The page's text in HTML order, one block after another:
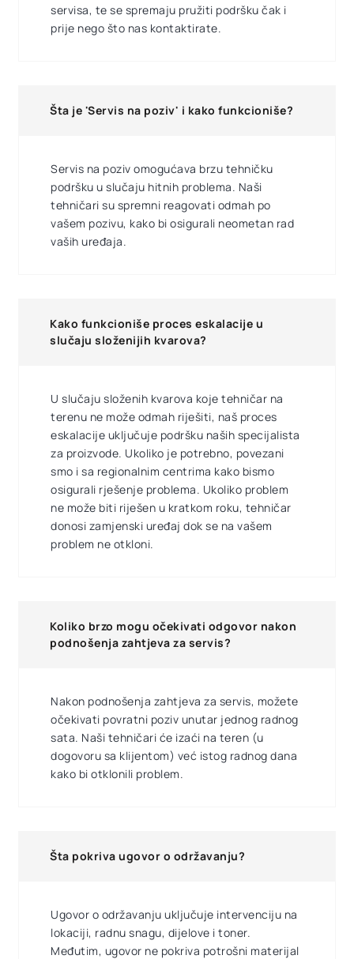
servisa, te se spremaju pružiti podršku čak i
prije nego što nas kontaktirate.
Šta je 'Servis na poziv' i kako funkcioniše?
Servis na poziv omogućava brzu tehničku
podršku u slučaju hitnih problema. Naši
tehničari su spremni reagovati odmah po
vašem pozivu, kako bi osigurali neometan rad
vaših uređaja.
Kako funkcioniše proces eskalacije u
slučaju složenijih kvarova?
U slučaju složenih kvarova koje tehničar na
terenu ne može odmah riješiti, naš proces
eskalacije uključuje podršku naših specijalista
za proizvode. Ukoliko je potrebno, povezani
smo i sa regionalnim centrima kako bismo
osigurali rješenje problema. Ukoliko problem
ne može biti riješen u kratkom roku, tehničar
donosi zamjenski uređaj dok se na vašem
problem ne otkloni.
Koliko brzo mogu očekivati odgovor nakon
podnošenja zahtjeva za servis?
Nakon podnošenja zahtjeva za servis, možete
očekivati povratni poziv unutar jednog radnog
sata. Naši tehničari će izaći na teren (u
dogovoru sa klijentom) već istog radnog dana
kako bi otklonili problem.
Šta pokriva ugovor o održavanju?
Ugovor o održavanju uključuje intervenciju na
lokaciji, radnu snagu, dijelove i toner.
Međutim, ugovor ne pokriva potrošni materijal